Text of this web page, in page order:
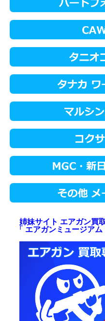
姉妹サイト エアガン買
「 エアガンミュージアム